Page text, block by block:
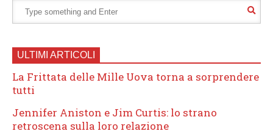
ULTIMI ARTICOLI
La Frittata delle Mille Uova torna a sorprendere
tutti
Jennifer Aniston e Jim Curtis: lo strano
retroscena sulla loro relazione